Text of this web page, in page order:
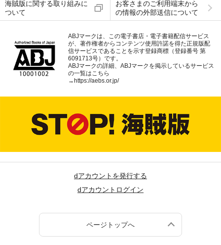
海賊版に関する取り組みに
ついて
お客さまのご利用端末から
の情報の外部送信について
ABJマークは、この電子書店・電子書籍配信サービス
が、著作権者からコンテンツ使用許諾を得た正規版配
信サービスであることを示す登録商標（登録番号 第
6091713号）です。
ABJマークの詳細、ABJマークを掲示しているサービス
の一覧はこちら
→https://aebs.or.jp/
dアカウントを発行する
dアカウントログイン
ページトップへ